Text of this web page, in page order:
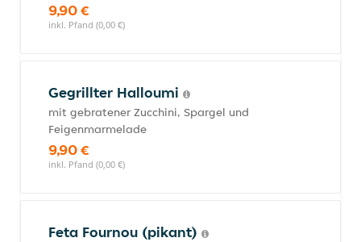
9,90 €
inkl. Pfand (0,00 €)
Gegrillter Halloumi
mit gebratener Zucchini, Spargel und
Feigenmarmelade
9,90 €
inkl. Pfand (0,00 €)
Feta Fournou (pikant)